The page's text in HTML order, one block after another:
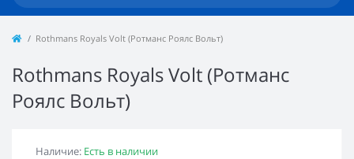
Rothmans Royals Volt (Ротманс Роялс Вольт)
Rothmans Royals Volt (Ротманс
Роялс Вольт)
Наличие: Есть в наличии